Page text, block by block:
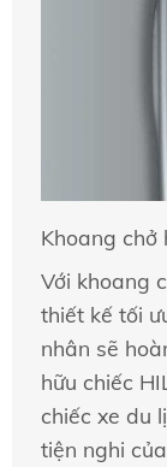
Khoang chở
Với khoang
thiết kế tối
nhân sẽ
hữu chiếc
chiếc xe du
tiện nghi